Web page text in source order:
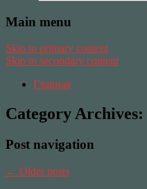
Main menu
Skip to primary content
Skip to secondary content
Главная
Category Archives:
Post navigation
← Older posts